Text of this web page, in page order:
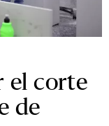
el corte
de